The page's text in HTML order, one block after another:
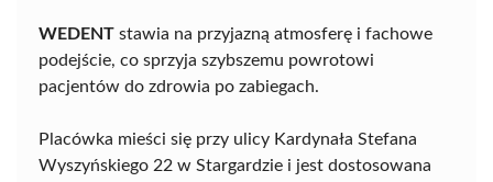
WEDENT stawia na przyjazną atmosferę i fachowe
podejście, co sprzyja szybszemu powrotowi
pacjentów do zdrowia po zabiegach.
Placówka mieści się przy ulicy Kardynała Stefana
Wyszyńskiego 22 w Stargardzie i jest dostosowana